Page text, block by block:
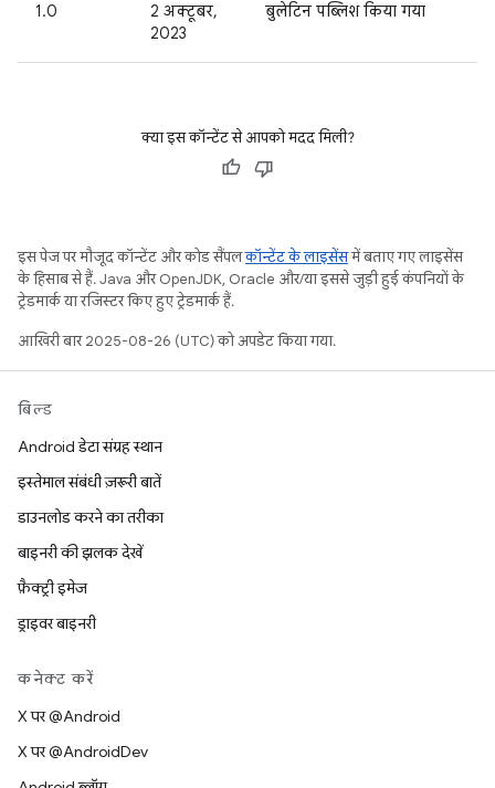
1.0
2 अक्टूबर,
2023
बुलेटिन पब्लिश किया गया
क्या इस कॉन्टेंट से आपको मदद मिली?
इस पेज पर मौजूद कॉन्टेंट और कोड सैंपलकॉन्टेंट के लाइसेंसमें बताए गए लाइसेंस
के हिसाब से हैं. Java और OpenJDK, Oracle और/या इससे जुड़ी हुई कंपनियों के
ट्रेडमार्क या रजिस्टर किए हुए ट्रेडमार्क हैं.
आखिरी बार 2025-08-26 (UTC) को अपडेट किया गया.
बिल्ड
Android डेटा संग्रह स्थान
इस्तेमाल संबंधी ज़रूरी बातें
डाउनलोड करने का तरीका
बाइनरी की झलक देखें
फ़ैक्ट्री इमेज
ड्राइवर बाइनरी
कनेक्ट करें
X पर @Android
X पर @AndroidDev